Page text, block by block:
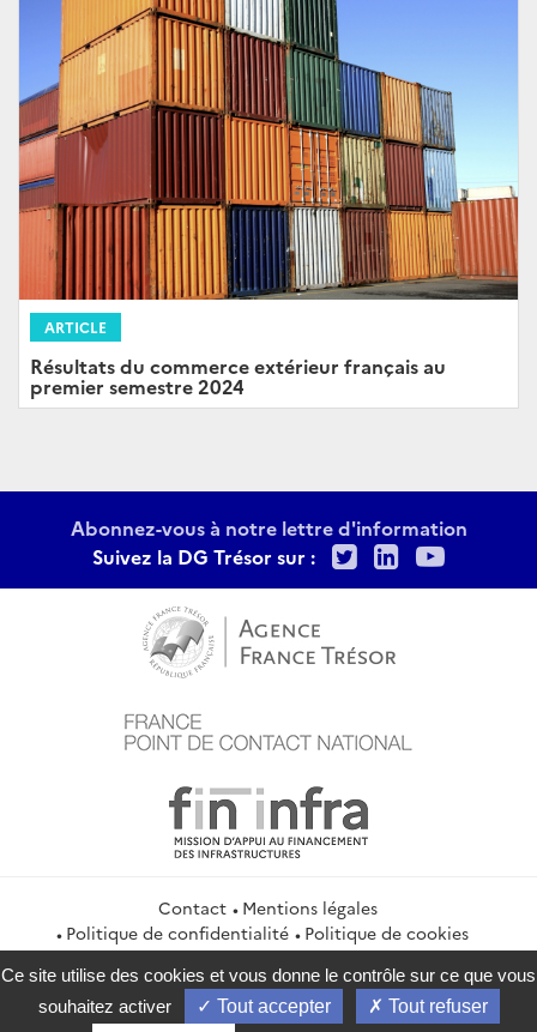
ARTICLE
Résultats du commerce extérieur français au
premier semestre 2024
Abonnez-vous à notre lettre d'information
Suivez la DG Trésor sur :
TwitterLinkedIn
Contact
Mentions légales
Politique de confidentialité
Politique de cookies
Gestion des cookies
Flux RSS
service-public.gouv.fr
legifrance.gouv.fr
info.gouv.fr
data.gouv.fr
Ce site utilise des cookies et vous donne le contrôle sur ce que vous
souhaitez activer
Tout accepter
Tout refuser